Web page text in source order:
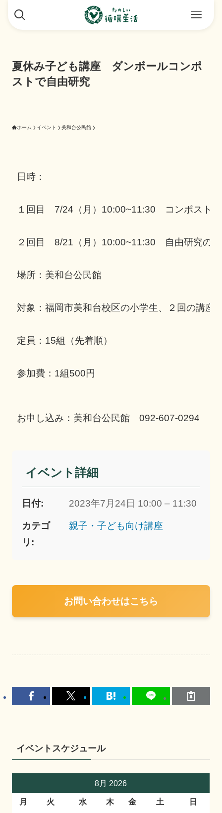
夏休み子ども講座 ダンボールコンポ
ストで自由研究
ホーム イベント 美和台公民館
日時：
１回目　7/24（月）10:00~11:30　コンポスト
２回目　8/21（月）10:00~11:30　自由研究の
場所：美和台公民館
対象：福岡市美和台校区の小学生、２回の講座
定員：15組（先着順）
参加費：1組500円
お申し込み：美和台公民館　092-607-0294
イベント詳細
日付: 2023年7月24日 10:00 – 11:30
カテゴ
リ:
親子・子ども向け講座
お問い合わせはこちら
イベントスケジュール
8月 2026
月 火 水 木 金 土
日